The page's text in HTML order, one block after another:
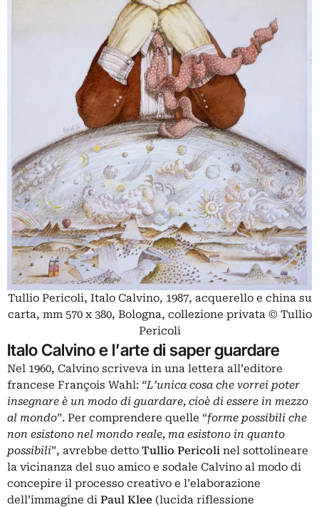
Tullio Pericoli, Italo Calvino, 1987, acquerello e china su
carta, mm 570 x 380, Bologna, collezione privata © Tullio
Pericoli
Italo Calvino e l’arte di saper guardare
Nel 1960, Calvino scriveva in una lettera all’editore
francese François Wahl: “L’unica cosa che vorrei poter
insegnare è un modo di guardare, cioè di essere in mezzo
al mondo”. Per comprendere quelle “forme possibili che
non esistono nel mondo reale, ma esistono in quanto
possibili”, avrebbe detto Tullio Pericoli nel sottolineare
la vicinanza del suo amico e sodale Calvino al modo di
concepire il processo creativo e l’elaborazione
dell’immagine di Paul Klee (lucida riflessione